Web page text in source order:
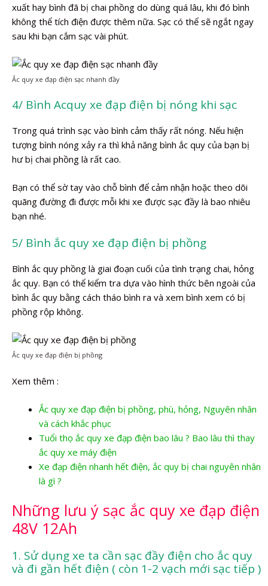
xuất hay bình đã bị chai phồng do dùng quá lâu, khi đó bình
không thể tích điện được thêm nữa. Sạc có thể sẽ ngắt ngay
sau khi bạn cắm sạc vài phút.
Ắc quy xe đạp điện sạc nhanh đầy
4/ Bình Acquy xe đạp điện bị nóng khi sạc
Trong quá trình sạc vào bình cảm thấy rất nóng. Nếu hiện
tượng bình nóng xảy ra thì khả năng bình ắc quy của bạn bị
hư bị chai phồng là rất cao.
Bạn có thể sờ tay vào chỗ bình để cảm nhận hoặc theo dõi
quãng đường đi được mỗi khi xe được sạc đầy là bao nhiêu
bạn nhé.
5/ Bình ắc quy xe đạp điện bị phồng
Bình ắc quy phồng là giai đoạn cuối của tình trạng chai, hỏng
ắc quy. Bạn có thể kiểm tra dựa vào hình thức bên ngoài của
bình ắc quy bằng cách tháo bình ra và xem bình xem có bị
phồng rộp không.
Ắc quy xe đạp điện bị phồng
Xem thêm :
Ắc quy xe đạp điện bị phồng, phù, hỏng, Nguyên nhân
và cách khắc phục
Tuổi thọ ắc quy xe đạp điện bao lâu ? Bao lâu thì thay
ắc quy xe máy điện
Xe đạp điện nhanh hết điện, ắc quy bị chai nguyên nhân
là gì ?
Những lưu ý sạc ắc quy xe đạp điện
48V 12Ah
1. Sử dụng xe ta cần sạc đầy điện cho ắc quy
và đi gần hết điện ( còn 1-2 vạch mới sạc tiếp )